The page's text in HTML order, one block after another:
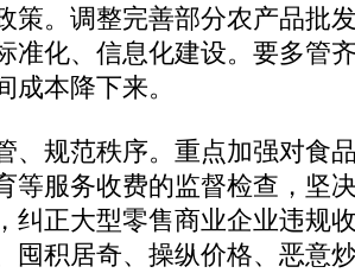
策。调整完善部分农产品批
准化、信息化建设。要多管
成本降下来。
规范秩序。重点加强对食
等服务收费的监督检查，坚
纠正大型零售商业企业违规
囤积居奇、操纵价格、恶意